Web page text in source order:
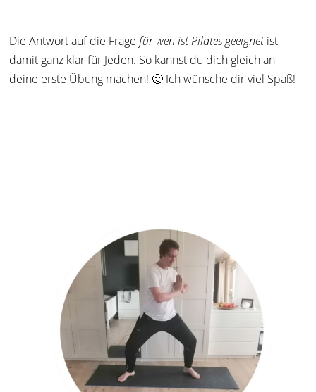
Die Antwort auf die Frage für wen ist Pilates geeignetist
damit ganz klar für Jeden. So kannst du dich gleich an
deine erste Übung machen! 🙂 Ich wünsche dir viel Spaß!